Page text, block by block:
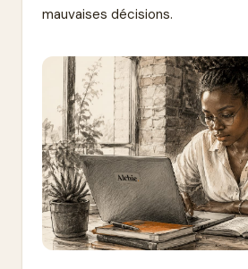
mauvaises décisions.